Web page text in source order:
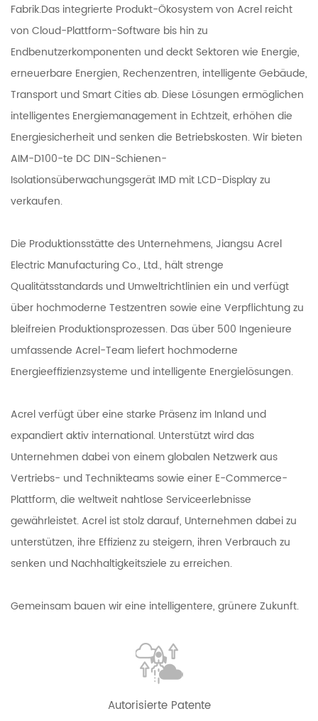
Fabrik.Das integrierte Produkt-Ökosystem von Acrel reicht
von Cloud-Plattform-Software bis hin zu
Endbenutzerkomponenten und deckt Sektoren wie Energie,
erneuerbare Energien, Rechenzentren, intelligente Gebäude,
Transport und Smart Cities ab. Diese Lösungen ermöglichen
intelligentes Energiemanagement in Echtzeit, erhöhen die
Energiesicherheit und senken die Betriebskosten. Wir bieten
AIM-D100-te DC DIN-Schienen-
Isolationsüberwachungsgerät IMD mit LCD-Displayzu
verkaufen.
Die Produktionsstätte des Unternehmens, Jiangsu Acrel
Electric Manufacturing Co., Ltd., hält strenge
Qualitätsstandards und Umweltrichtlinien ein und verfügt
über hochmoderne Testzentren sowie eine Verpflichtung zu
bleifreien Produktionsprozessen. Das über 500 Ingenieure
umfassende Acrel-Team liefert hochmoderne
Energieeffizienzsysteme und intelligente Energielösungen.
Acrel verfügt über eine starke Präsenz im Inland und
expandiert aktiv international. Unterstützt wird das
Unternehmen dabei von einem globalen Netzwerk aus
Vertriebs- und Technikteams sowie einer E-Commerce-
Plattform, die weltweit nahtlose Serviceerlebnisse
gewährleistet. Acrel ist stolz darauf, Unternehmen dabei zu
unterstützen, ihre Effizienz zu steigern, ihren Verbrauch zu
senken und Nachhaltigkeitsziele zu erreichen.
Gemeinsam bauen wir eine intelligentere, grünere Zukunft.
Autorisierte Patente